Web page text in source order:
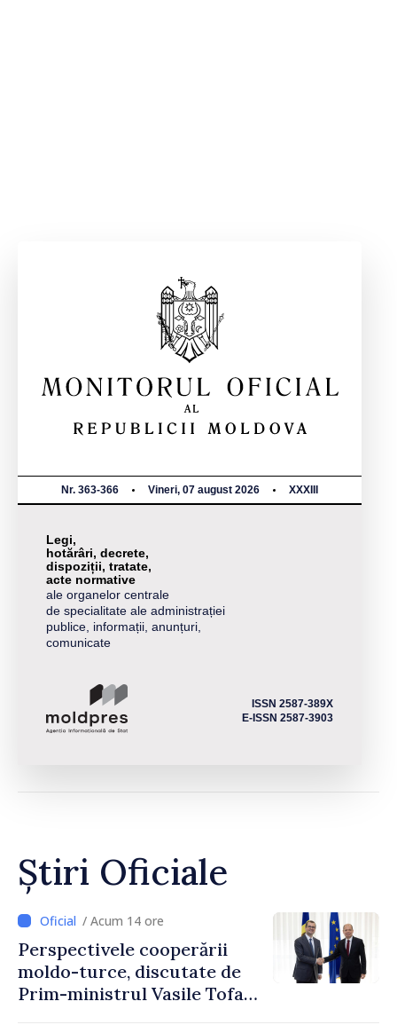
Nr. 363-366 Vineri, 07 august 2026 XXXIII
Legi,
hotărâri, decrete,
dispoziții, tratate,
acte normative
ale organelor centrale
de specialitate ale administrației
publice, informații, anunțuri,
comunicate
ISSN 2587-389X
E-ISSN 2587-3903
Știri Oficiale
/ Acum 14 ore
Perspectivele cooperării
moldo-turce, discutate de
Prim-ministrul Vasile Tofan